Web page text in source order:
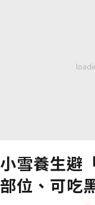
小雪養生避
部位、可吃